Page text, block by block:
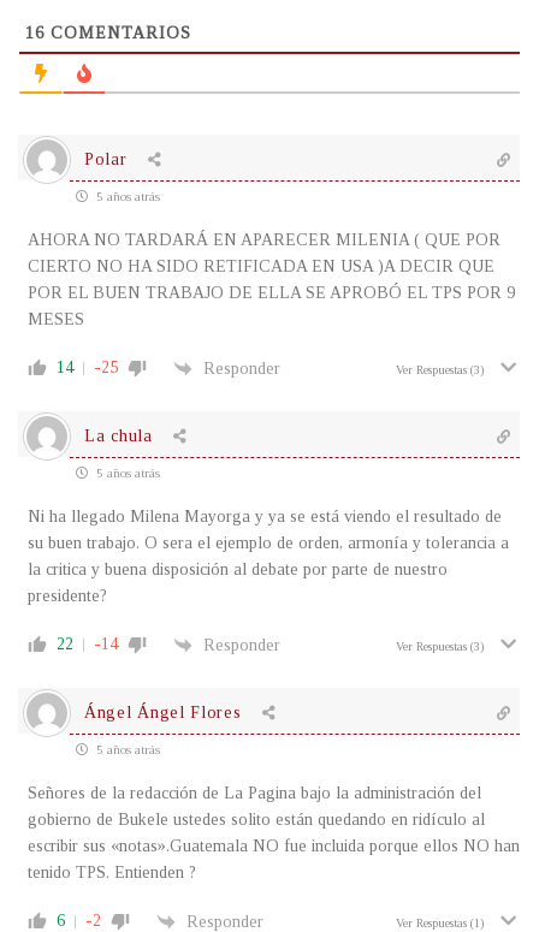
16 COMENTARIOS
Polar
5 años atrás
AHORA NO TARDARÁ EN APARECER MILENIA ( QUE POR
CIERTO NO HA SIDO RETIFICADA EN USA )A DECIR QUE
POR EL BUEN TRABAJO DE ELLA SE APROBÓ EL TPS POR 9
MESES
14 -25 Responder Ver Respuestas (3)
La chula
5 años atrás
Ni ha llegado Milena Mayorga y ya se está viendo el resultado de
su buen trabajo. O sera el ejemplo de orden, armonía y tolerancia a
la critica y buena disposición al debate por parte de nuestro
presidente?
22 -14 Responder Ver Respuestas (3)
Ángel Ángel Flores
5 años atrás
Señores de la redacción de La Pagina bajo la administración del
gobierno de Bukele ustedes solito están quedando en ridículo al
escribir sus «notas».Guatemala NO fue incluida porque ellos NO han
tenido TPS. Entienden ?
6 -2 Responder Ver Respuestas (1)